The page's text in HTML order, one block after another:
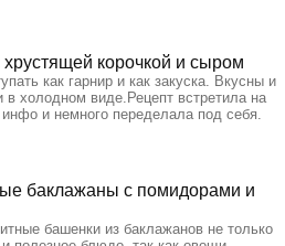
хрустящей корочкой и сыром
как гарнир и как закуска. Вкусны и
в холодном виде.Рецепт встретила на
инфо и немного переделала под себя.
баклажаны с помидорами и
башенки из баклажанов не только